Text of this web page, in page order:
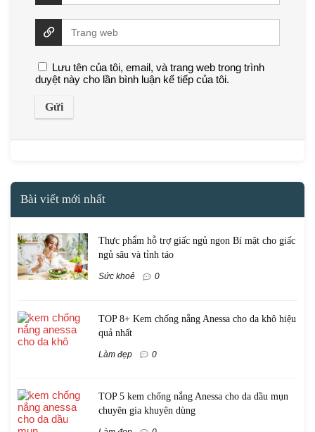
Lưu tên của tôi, email, và trang web trong trình
duyệt này cho lần bình luận kế tiếp của tôi.
Bài viết mới nhất
Thực phẩm hỗ trợ giấc ngủ ngon Bí mật cho giấc
ngủ sâu và tỉnh táo
Sức khoẻ 0
TOP 8+ Kem chống nắng Anessa cho da khô hiệu
quả nhất
Làm đẹp 0
TOP 5 kem chống nắng Anessa cho da dầu mụn
chuyên gia khuyên dùng